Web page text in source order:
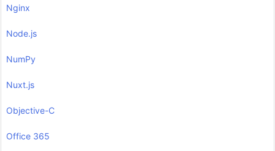
Nginx
Node.js
NumPy
Nuxt.js
Objective-C
Office 365